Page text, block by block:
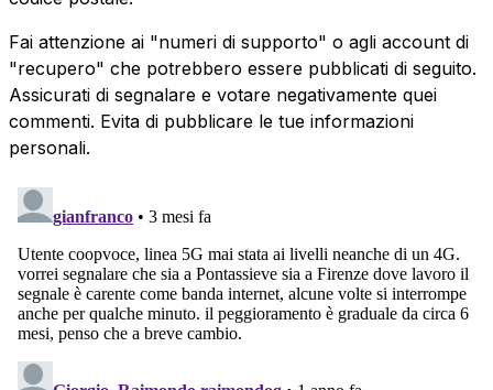
Fai attenzione ai "numeri di supporto" o agli account di
"recupero" che potrebbero essere pubblicati di seguito.
Assicurati di segnalare e votare negativamente quei
commenti. Evita di pubblicare le tue informazioni
personali.